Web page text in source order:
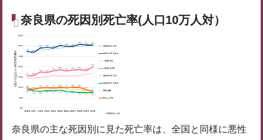
奈良県の死因別死亡率(人口10万人対）
奈良県の主な死因別に見た死亡率は、全国と同様に悪性